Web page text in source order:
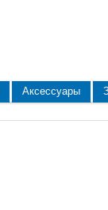
Аксессуары